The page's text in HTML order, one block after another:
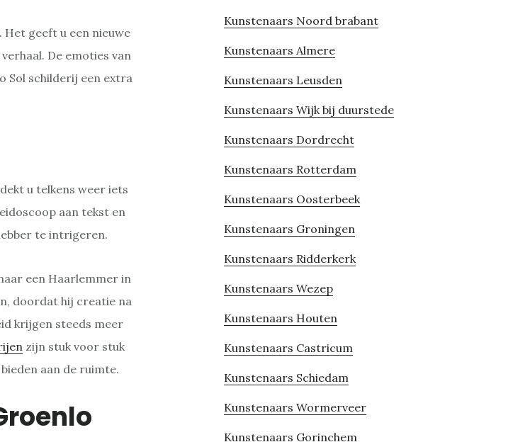
geeft u een nieuwe
De emoties van
Sol schilderij een extra
u telkens weer iets
aan tekst en
te intrigeren.
een Haarlemmer in
doordat hij creatie na
krijgen steeds meer
zijn stuk voor stuk
aan de ruimte.
Kunstenaars Noord brabant
Kunstenaars Almere
Kunstenaars Leusden
Kunstenaars Wijk bij duurstede
Kunstenaars Dordrecht
Kunstenaars Rotterdam
Kunstenaars Oosterbeek
Kunstenaars Groningen
Kunstenaars Ridderkerk
Kunstenaars Wezep
Kunstenaars Houten
Kunstenaars Castricum
Kunstenaars Schiedam
Kunstenaars Wormerveer
Kunstenaars Gorinchem